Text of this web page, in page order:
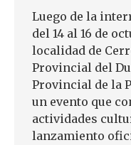
Luego de la
del 14 al 16 de
localidad de
Provincial del
Provincial de la
un evento que
actividades
lanzamiento